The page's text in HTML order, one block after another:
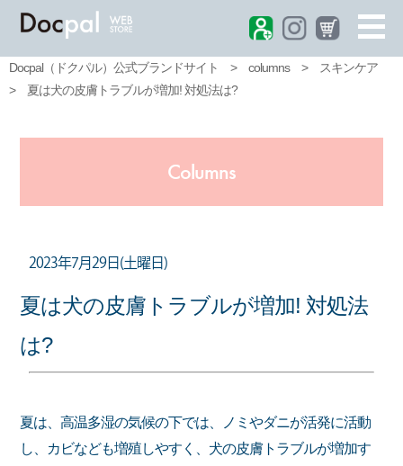
Docpal（ドクパル）公式ブランドサイト > columns>
スキンケア
> 夏は犬の皮膚トラブルが増加! 対処法は?
Columns
2023年7月29日(土曜日)
夏は犬の皮膚トラブルが増加! 対処法
は?
夏は、高温多湿の気候の下では、ノミやダニが活発に活動
し、カビなども増殖しやすく、犬の皮膚トラブルが増加す